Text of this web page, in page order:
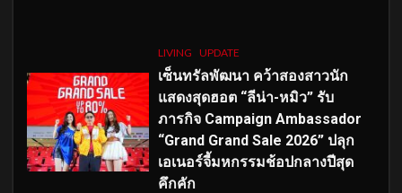
LIVING UPDATE
เซ็นทรัลพัฒนา คว้าสองสาวนัก
แสดงสุดฮอต “ลีน่า-หมิว” รับ
ภารกิจ Campaign Ambassador
“Grand Grand Sale 2026” ปลุก
เอเนอร์จี้มหกรรมช้อปกลางปีสุด
คึกคัก